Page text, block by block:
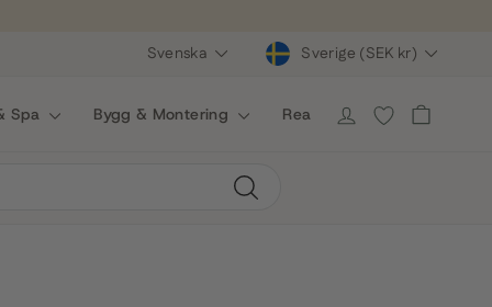
Språk
Svenska Valuta
Sverige (SEK kr)
Spa Bygg & Montering
Rea
ÖnskelistaVarukorg